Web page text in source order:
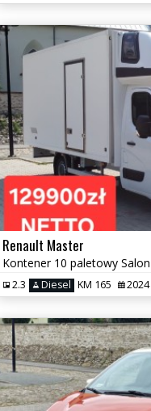
Renault Master
2.3 Diesel KM 165 2024